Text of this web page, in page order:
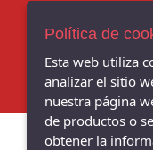
986 102 081
Política de
Esta web utiliza
analizar el sitio
nuestra página
de productos o
obtener la